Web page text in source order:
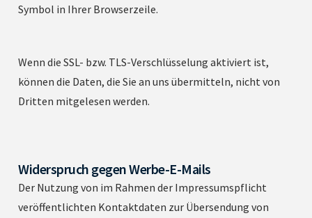
Symbol in Ihrer Browserzeile.
Wenn die SSL- bzw. TLS-Verschlüsselung aktiviert ist,
können die Daten, die Sie an uns übermitteln, nicht von
Dritten mitgelesen werden.
Widerspruch gegen Werbe-E-Mails
Der Nutzung von im Rahmen der Impressumspflicht
veröffentlichten Kontaktdaten zur Übersendung von